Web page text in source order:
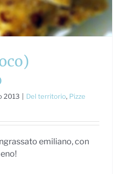
2013 Del territorio, Pizze
emiliano, con